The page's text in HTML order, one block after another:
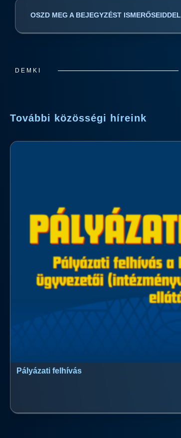
OSZD MEG A BEJEGYZÉST ISMERŐSEIDDEL
DEMKI
További közösségi híreink
Pályázati felhívás